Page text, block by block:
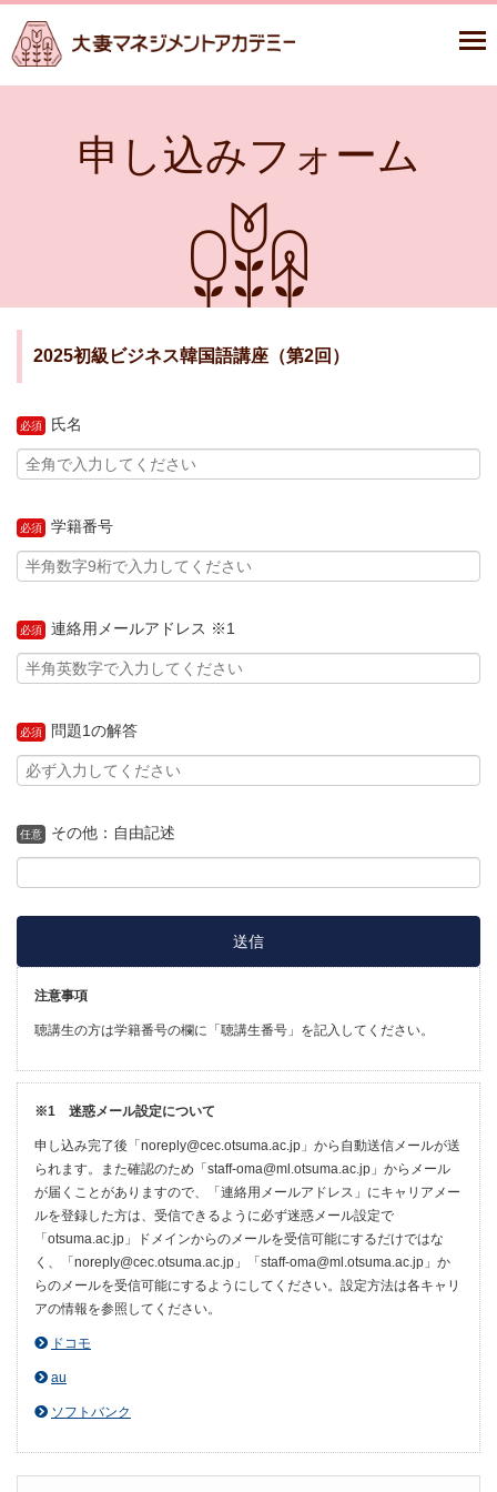
申し込みフォーム
2025初級ビジネス韓国語講座（第2回）
必須 氏名
必須 学籍番号
必須 連絡用メールアドレス ※1
必須 問題1の解答
任意 その他：自由記述
注意事項
聴講生の方は学籍番号の欄に「聴講生番号」を記入してください。
※1 迷惑メール設定について
申し込み完了後「noreply@cec.otsuma.ac.jp」から自動送信メールが送
られます。また確認のため「staff-oma@ml.otsuma.ac.jp」からメール
が届くことがありますので、「連絡用メールアドレス」にキャリアメー
ルを登録した方は、受信できるように必ず迷惑メール設定で
「otsuma.ac.jp」ドメインからのメールを受信可能にするだけではな
く、「noreply@cec.otsuma.ac.jp」「staff-oma@ml.otsuma.ac.jp」か
らのメールを受信可能にするようにしてください。設定方法は各キャリ
アの情報を参照してください。
ドコモ
au
ソフトバンク